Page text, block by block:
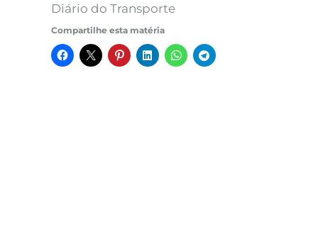
Diário do Transporte
Compartilhe esta matéria